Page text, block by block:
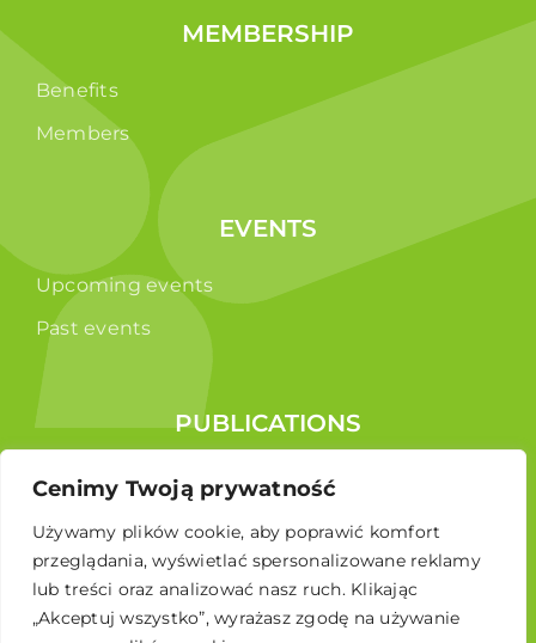
Cenimy Twoją prywatność
Używamy plików cookie, aby poprawić komfort
przeglądania, wyświetlać spersonalizowane reklamy
lub treści oraz analizować nasz ruch. Klikając
„Akceptuj wszystko”, wyrażasz zgodę na używanie
MEMBERSHIP
Benefits
Members
EVENTS
Upcoming events
Past events
PUBLICATIONS
Reports
Educational brochure